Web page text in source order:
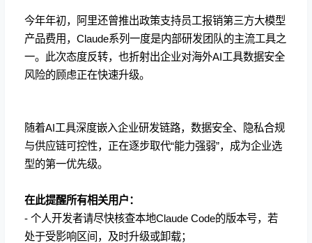
今年年初，阿里还曾推出政策支持员工报销第三方大模型
产品费用，Claude系列一度是内部研发团队的主流工具之
一。此次态度反转，也折射出企业对海外AI工具数据安全
风险的顾虑正在快速升级。
随着AI工具深度嵌入企业研发链路，数据安全、隐私合规
与供应链可控性，正在逐步取代“能力强弱”，成为企业选
型的第一优先级。
在此提醒所有相关用户：
- 个人开发者请尽快核查本地Claude Code的版本号，若
处于受影响区间，及时升级或卸载；